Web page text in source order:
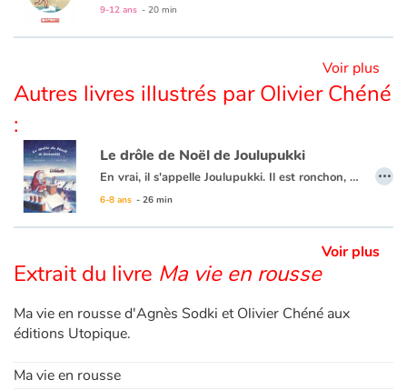
Actualités
Par thématique
Rencontres et témoignages
Contes d'ici et d'ailleurs
Autour de la lecture
Apprendre à lire
9-12 ans - 20 min
Voir plus
Autres livres illustrés par Olivier Chéné
:
Le drôle de Noël de Joulupukki
En vrai, il s'appelle Joulupukki. Il est ronchon, solitaire, désabusé. Même plus envie de livrer les cadeaux de Noël, puisque tout le monde l'oublie dès le lendemain. Cette nuit-là, sa rencontre avec une petite esseulée rendra sa tournée inoubliable.
6-8 ans - 26 min
…
Voir plus
Extrait du livre Ma vie en rousse
Ma vie en rousse d'Agnès Sodki et Olivier Chéné aux
éditions Utopique.
Ma vie en rousse